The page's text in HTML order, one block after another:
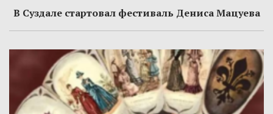
В Суздале стартовал фестиваль Дениса Мацуева